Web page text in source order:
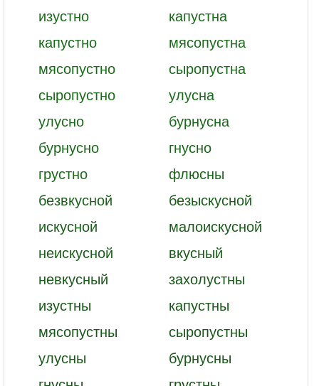
изустно
капустна
капустно
мясопустна
мясопустно
сыропустна
сыропустно
улусна
улусно
бурнусна
бурнусно
гнусно
грустно
флюсны
безвкусной
безыскусной
искусной
малоискусной
неискусной
вкусный
невкусный
захолустны
изустны
капустны
мясопустны
сыропустны
улусны
бурнусны